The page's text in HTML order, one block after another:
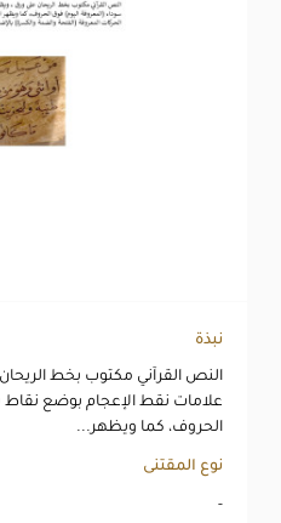
نبذة
النص القرآني مكتوب بخط
علامات نقط الإعجام بوضع
الحروف، كما ويظهر...
نوع المقتنى
-